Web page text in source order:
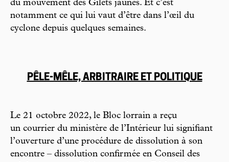
du mouvement des Gilets jaunes. Et c’est
notamment ce qui lui vaut d’être dans l’œil du
cyclone depuis quelques semaines.
PÊLE-MÊLE, ARBITRAIRE ET POLITIQUE
Le 21 octobre 2022, le Bloc lorrain a reçu
un courrier du ministère de l’Intérieur lui signifiant
l’ouverture d’une procédure de dissolution à son
encontre – dissolution confirmée en Conseil des